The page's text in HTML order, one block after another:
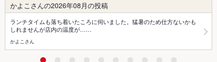
かよこさんの2026年08月の投稿
ランチタイムも落ち着いたころに伺いました。猛暑のため仕方ないかも
しれませんが店内の温度が……
かよこさん